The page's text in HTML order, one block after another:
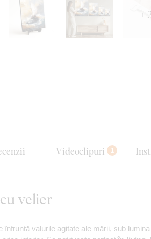
+
Videoclipuri 1
velier
înfruntă valurile agitate ale mării, sub